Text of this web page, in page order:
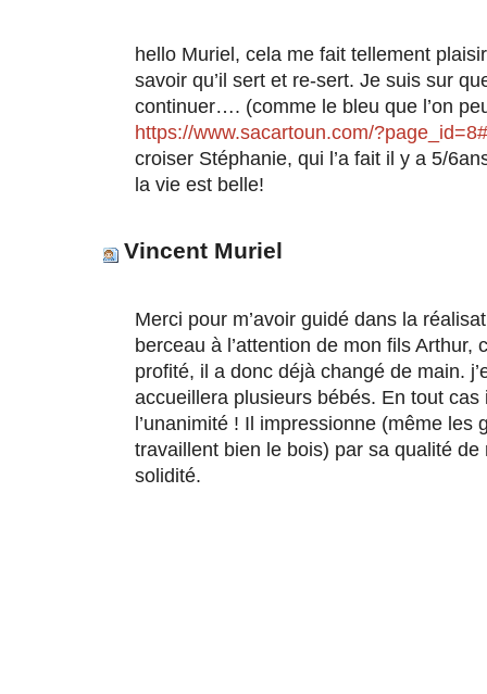
hello Muriel, cela me fait tellement
savoir qu’il sert et re-sert. Je suis sur
continuer…. (comme le bleu que l’on
https://www.sacartoun.com/
croiser Stéphanie, qui l’a fait il y a 5/
la vie est belle!
Vincent Muriel
Merci pour m’avoir guidé dans la
berceau à l’attention de mon fils Arthur,
profité, il a donc déjà changé de main.
accueillera plusieurs bébés. En tout cas
l’unanimité ! Il impressionne (même les
travaillent bien le bois) par sa qualité de
solidité.